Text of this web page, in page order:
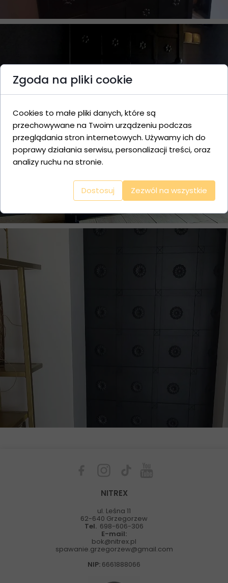
NITREX
ul. Leśna 11
62-640 Grzegorzew
Tel. 698-606-306
E-mail:
bok@nitrex.pl
spawanie.grzegorzew@gmail.com
NIP: 6661888066
Zgoda na pliki cookie
Cookies to małe pliki danych, które są
przechowywane na Twoim urządzeniu podczas
przeglądania stron internetowych. Używamy ich do
poprawy działania serwisu, personalizacji treści, oraz
analizy ruchu na stronie.
Dostosuj Zezwól na wszystkie